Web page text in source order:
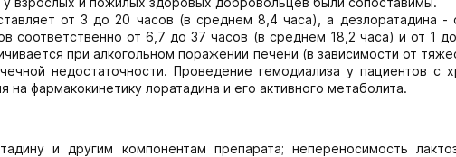
от 3 до 20 часов (в среднем 8,4 часа), а дезло­ратадина
соответственно от 6,7 до 37 часов (в среднем 18,2 часа) и от 1
при алкогольном поражении печени (в зависимости от
недостаточности. Проведение гемодиализа у пациентов с
на фармакокинетику лоратадина и его активного метаболита.
и другим компонентам препарата; неперено­симость